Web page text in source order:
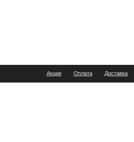
Акции Оплата Доставка